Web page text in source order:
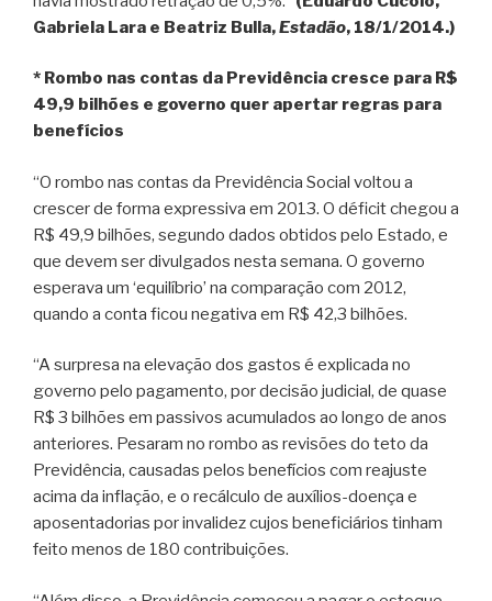
Gabriela Lara e Beatriz Bulla,Estadão, 18/1/2014.)
* Rombo nas contas da Previdência cresce para R$
49,9 bilhões e governo quer apertar regras para
benefícios
“O rombo nas contas da Previdência Social voltou a
crescer de forma expressiva em 2013. O déficit chegou a
R$ 49,9 bilhões, segundo dados obtidos pelo Estado, e
que devem ser divulgados nesta semana. O governo
esperava um ‘equilíbrio’ na comparação com 2012,
quando a conta ficou negativa em R$ 42,3 bilhões.
“A surpresa na elevação dos gastos é explicada no
governo pelo pagamento, por decisão judicial, de quase
R$ 3 bilhões em passivos acumulados ao longo de anos
anteriores. Pesaram no rombo as revisões do teto da
Previdência, causadas pelos benefícios com reajuste
acima da inflação, e o recálculo de auxílios-doença e
aposentadorias por invalidez cujos beneficiários tinham
feito menos de 180 contribuições.